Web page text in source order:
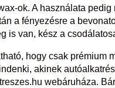
ok. A használata
a fényezésre a
is van, kész a
hogy csak prémium
akinek
webáruháza.